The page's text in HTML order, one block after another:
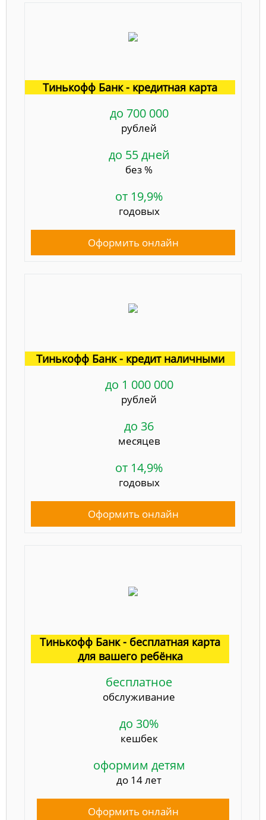
Тинькофф Банк - кредитная карта
до 700 000
рублей
до 55 дней
без %
от 19,9%
годовых
Оформить онлайн
Тинькофф Банк - кредит наличными
до 1 000 000
рублей
до 36
месяцев
от 14,9%
годовых
Оформить онлайн
Тинькофф Банк - бесплатная карта
для вашего ребёнка
бесплатное
обслуживание
до 30%
кешбек
оформим детям
до 14 лет
Оформить онлайн